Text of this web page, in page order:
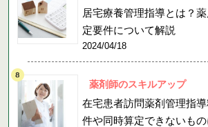
居宅療養管理指導とは？
定要件について解説
2024/04/18
薬剤師のスキルアップ
在宅患者訪問薬剤管理指
件や同時算定できないも